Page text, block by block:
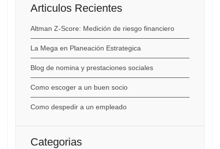
Articulos Recientes
Altman Z-Score: Medición de riesgo financiero
La Mega en Planeación Estrategica
Blog de nomina y prestaciones sociales
Como escoger a un buen socio
Como despedir a un empleado
Categorias